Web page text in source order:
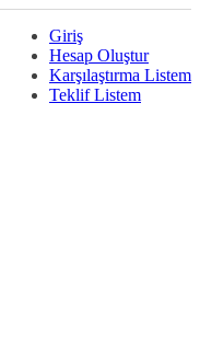
Giriş
Hesap Oluştur
Karşılaştırma Listem
Teklif Listem